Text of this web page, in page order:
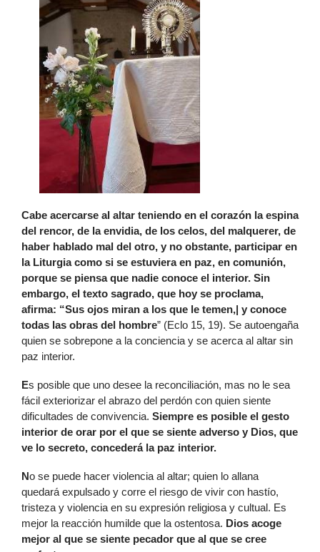
Cabe acercarse al altar teniendo en el corazón la espina
del rencor, de la envidia, de los celos, del malquerer, de
haber hablado mal del otro, y no obstante, participar en
la Liturgia como si se estuviera en paz, en comunión,
porque se piensa que nadie conoce el interior. Sin
embargo, el texto sagrado, que hoy se proclama,
afirma: “Sus ojos miran a los que le temen,| y conoce
todas las obras del hombre” (Eclo 15, 19). Se autoengaña
quien se sobrepone a la conciencia y se acerca al altar sin
paz interior.
Es posible que uno desee la reconciliación, mas no le sea
fácil exteriorizar el abrazo del perdón con quien siente
dificultades de convivencia. Siempre es posible el gesto
interior de orar por el que se siente adverso y Dios, que
ve lo secreto, concederá la paz interior.
No se puede hacer violencia al altar; quien lo allana
quedará expulsado y corre el riesgo de vivir con hastío,
tristeza y violencia en su expresión religiosa y cultual. Es
mejor la reacción humilde que la ostentosa. Dios acoge
mejor al que se siente pecador que al que se cree